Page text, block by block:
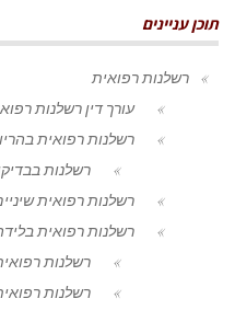
תוכן עניינים
רשלנות רפואית
עורך דין רשלנות
רשלנות רפואית
רשלנות
רשלנות רפואית
רשלנות רפואית
רשלנות
רשלנות